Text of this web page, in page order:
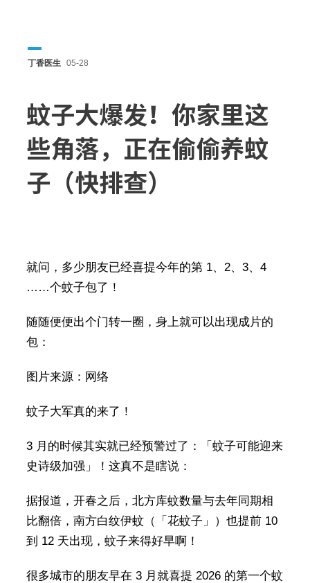
丁香医生 05-28
蚊子大爆发！你家里这
些角落，正在偷偷养蚊
子（快排查）
就问，多少朋友已经喜提今年的第 1、2、3、4
……个蚊子包了！
随随便便出个门转一圈，身上就可以出现成片的
包：
图片来源：网络
蚊子大军真的来了！
3 月的时候其实就已经预警过了：「蚊子可能迎来
史诗级加强」！这真不是瞎说：
据报道，开春之后，北方库蚊数量与去年同期相
比翻倍，南方白纹伊蚊（「花蚊子」）也提前 10
到 12 天出现，蚊子来得好早啊！
很多城市的朋友早在 3 月就喜提 2026 的第一个蚊